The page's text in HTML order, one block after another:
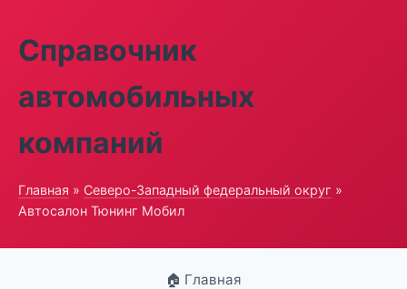
Справочник
автомобильных
компаний
Главная » Северо-Западный федеральный округ »
Автосалон Тюнинг Мобил
🏠 Главная